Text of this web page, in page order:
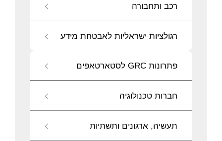
רכב ותחבורה
רגולציות ישראליות לאבטחת מידע
פתרונות GRC לסטארטאפים
חברות טכנולוגיה
תעשיה, ארגונים ותשתיות